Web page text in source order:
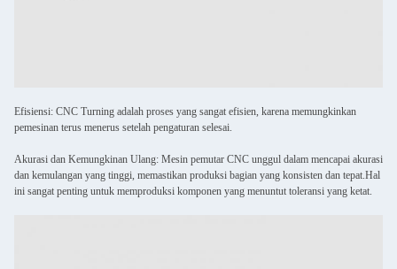
Efisiensi: CNC Turning adalah proses yang sangat efisien, karena memungkinkan
pemesinan terus menerus setelah pengaturan selesai.
Akurasi dan Kemungkinan Ulang: Mesin pemutar CNC unggul dalam mencapai akurasi
dan kemulangan yang tinggi, memastikan produksi bagian yang konsisten dan tepat.Hal
ini sangat penting untuk memproduksi komponen yang menuntut toleransi yang ketat.